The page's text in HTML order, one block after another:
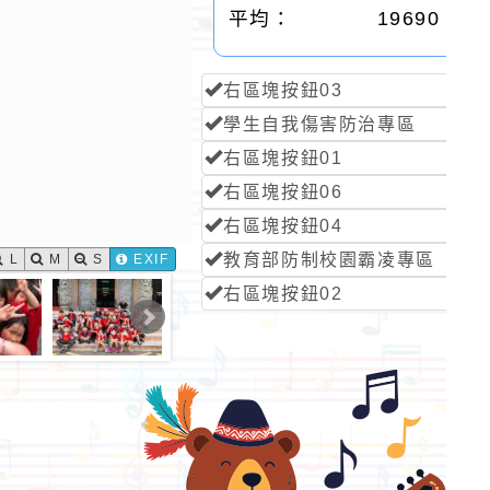
L M S EXIF
平均： 19690
右區塊按鈕03
學生自我傷害防治專區
右區塊按鈕01
右區塊按鈕06
右區塊按鈕04
教育部防制校園霸凌專區
右區塊按鈕02